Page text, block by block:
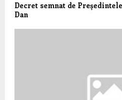
Decret semnat de
Dan